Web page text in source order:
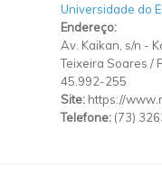
Universidade do
Endereço:
Av. Kaikan, s/n -
Teixeira Soares /
45.992-255
Site: https://
Telefone: (73)